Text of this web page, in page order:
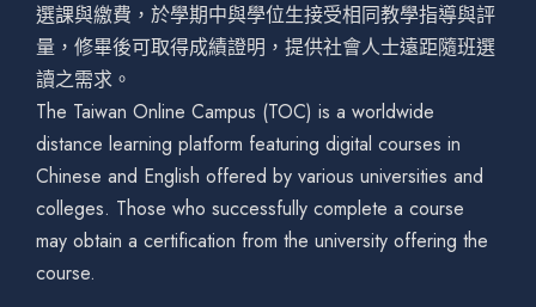
選課與繳費，於學期中與學位生接受相同教學指導與評
量，修畢後可取得成績證明，提供社會人士遠距隨班選
讀之需求。
The Taiwan Online Campus (TOC) is a worldwide
distance learning platform featuring digital courses in
Chinese and English offered by various universities and
colleges. Those who successfully complete a course
may obtain a certification from the university offering the
course.